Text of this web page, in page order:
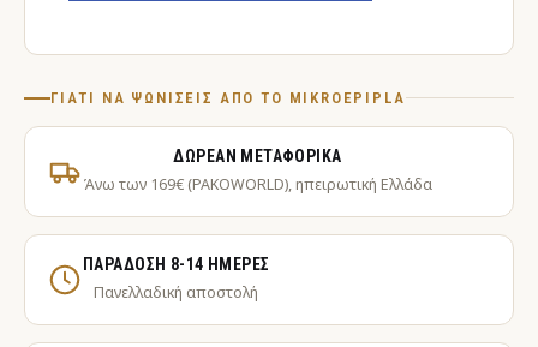
ΓΙΑΤΊ ΝΑ ΨΩΝΊΣΕΙΣ ΑΠΌ ΤΟ MIKROEPIPLA
ΔΩΡΕΆΝ ΜΕΤΑΦΟΡΙΚΆ
Άνω των 169€ (PAKOWORLD), ηπειρωτική Ελλάδα
ΠΑΡΆΔΟΣΗ 8-14 ΗΜΈΡΕΣ
Πανελλαδική αποστολή